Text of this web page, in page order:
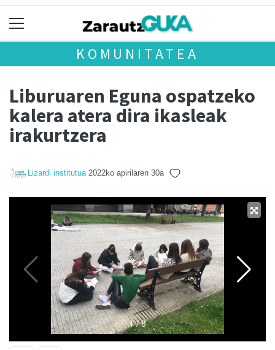
KOMUNITATEA
Liburuaren Eguna ospatzeko
kalera atera dira ikasleak
irakurtzera
Lizardi institutua 2022ko apirilaren 30a